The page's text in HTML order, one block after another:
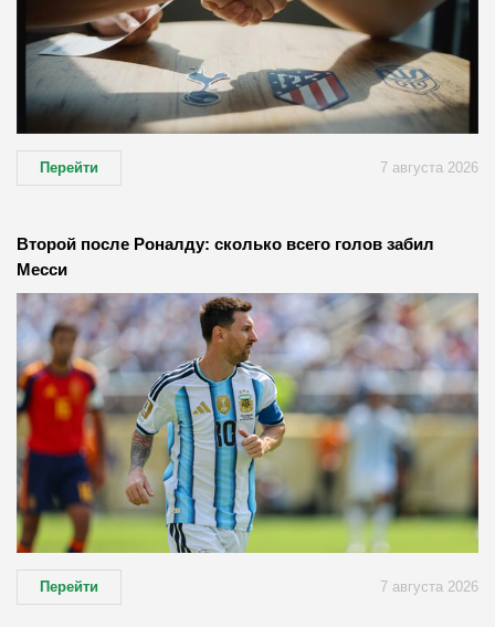
Перейти 7 августа 2026
Второй после Роналду: сколько всего голов забил
Месси
Перейти 7 августа 2026